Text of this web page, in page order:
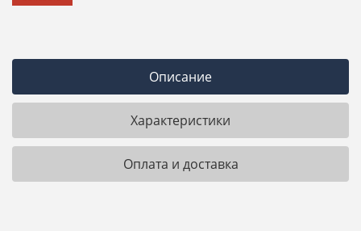
Описание
Характеристики
Оплата и доставка